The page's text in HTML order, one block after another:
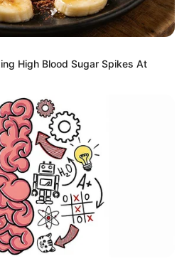
High Blood Sugar Spikes At